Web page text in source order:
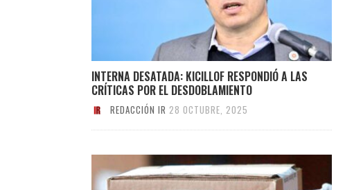
INTERNA DESATADA: KICILLOF RESPONDIÓ A LAS
CRÍTICAS POR EL DESDOBLAMIENTO
REDACCIÓN IR 28 OCTUBRE, 2025